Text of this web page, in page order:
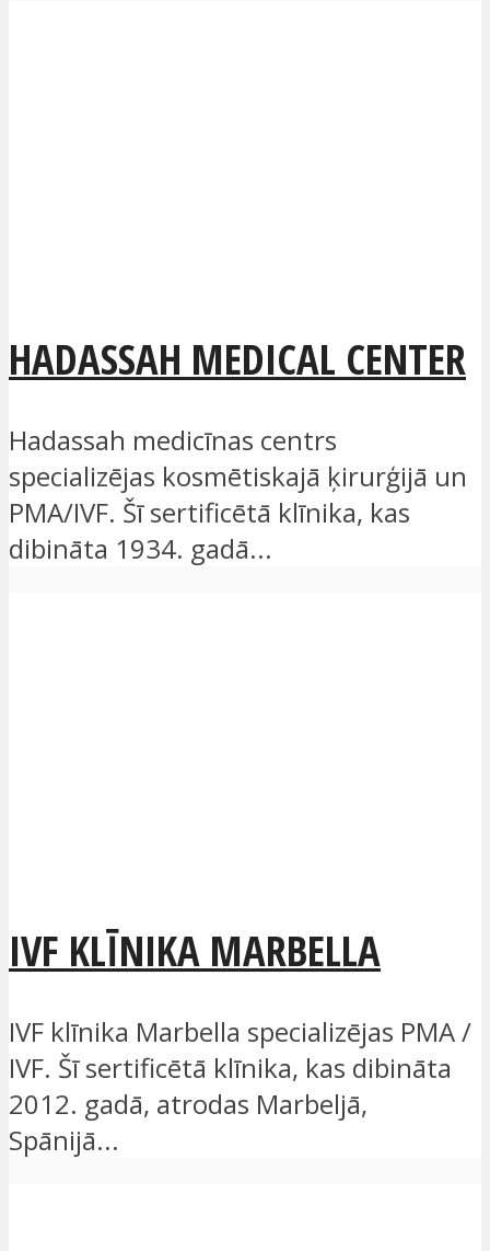
HADASSAH MEDICAL CENTER
Hadassah medicīnas centrs
specializējas kosmētiskajā ķirurģijā un
PMA/IVF. Šī sertificētā klīnika, kas
dibināta 1934. gadā...
IVF KLĪNIKA MARBELLA
IVF klīnika Marbella specializējas PMA /
IVF. Šī sertificētā klīnika, kas dibināta
2012. gadā, atrodas Marbeljā,
Spānijā...